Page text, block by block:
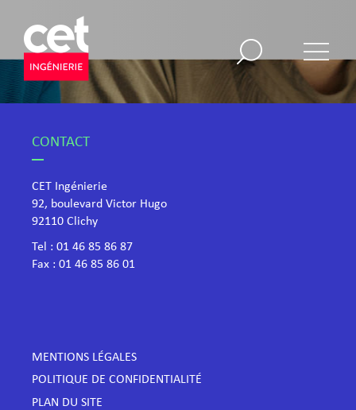
CONTACT
CET Ingénierie
92, boulevard Victor Hugo
​92110 Clichy
Tel : 01 46 85 86 87
Fax : 01 46 85 86 01
MENTIONS LÉGALES
POLITIQUE DE CONFIDENTIALITÉ
PLAN DU SITE